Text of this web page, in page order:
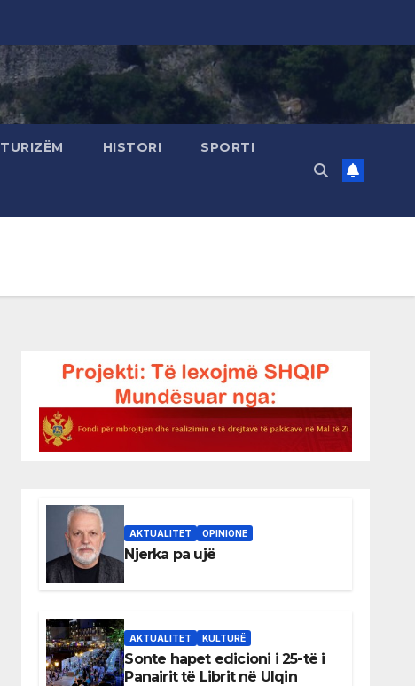
TURIZËM HISTORI SPORTI
AKTUALITET OPINIONE
Njerka pa ujë
AKTUALITET KULTURË
Sonte hapet edicioni i 25-të i
Panairit të Librit në Ulqin